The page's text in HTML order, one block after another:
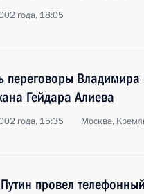
года, 18:05
переговоры Владимира
Гейдара Алиева
года, 15:35 Москва,
провел